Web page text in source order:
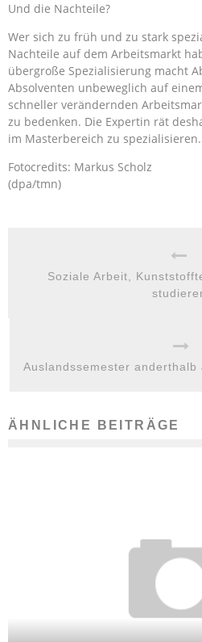
Und die Nachteile?
Wer sich zu früh und zu stark
Nachteile auf dem Arbeitsmarkt
übergroße Spezialisierung macht
Absolventen unbeweglich auf
schneller verändernden
zu bedenken. Die Expertin rät
im Masterbereich zu spezialisieren.
Fotocredits: Markus Scholz
(dpa/tmn)
Soziale Arbeit,
Auslandssemester anderthalb
ÄHNLICHE BEITRÄGE